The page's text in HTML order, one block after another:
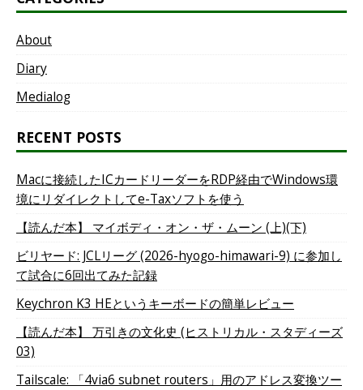
About
Diary
Medialog
RECENT POSTS
Macに接続したICカードリーダーをRDP経由でWindows環
境にリダイレクトしてe-Taxソフトを使う
【読んだ本】 マイボディ・オン・ザ・ムーン (上)(下)
ビリヤード: JCLリーグ (2026-hyogo-himawari-9) に参加し
て試合に6回出てみた記録
Keychron K3 HEというキーボードの簡単レビュー
【読んだ本】 万引きの文化史 (ヒストリカル・スタディーズ
03)
Tailscale: 「4via6 subnet routers」用のアドレス変換ツー